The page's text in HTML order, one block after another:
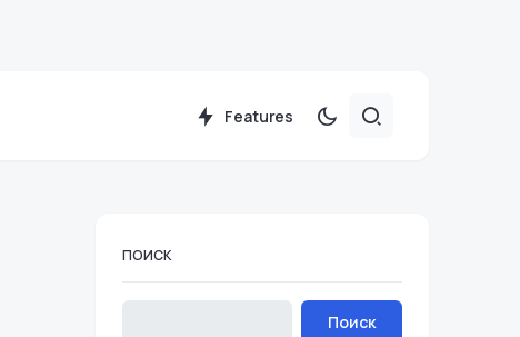
Features
ПОИСК
Поиск